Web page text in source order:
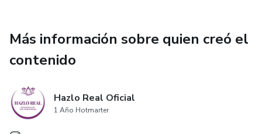
👉 Si estás listo para dar un giro profundo y consciente a tu
vida, este libro será tu mapa hacia la transformación.
Más información sobre quien creó el
contenido
Hazlo Real Oficial
1 Año Hotmarter